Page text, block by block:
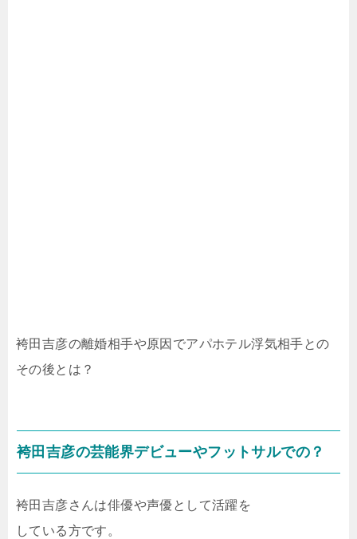
袴田吉彦の離婚相手や原因でアパホテル浮気相手との
その後とは？
袴田吉彦の芸能界デビューやフットサルでの？
袴田吉彦さんは俳優や声優として活躍を
している方です。